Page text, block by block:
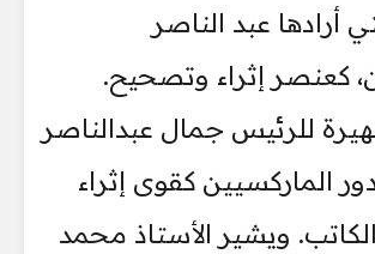
أرادها عبد الناصر
كعنصر إثراء وتصحيح.
للرئيس جمال عبدالناصر
الماركسيين كقوى إثراء
ويشير الأستاذ محمد